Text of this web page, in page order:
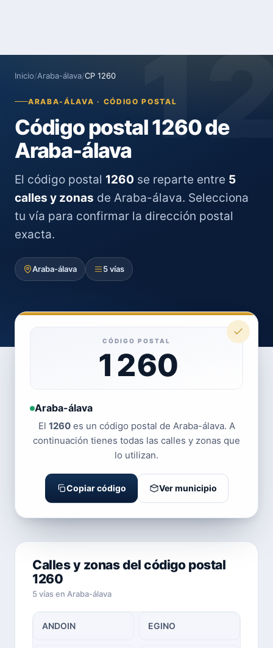
Inicio/Araba-álava/CP 1260
ARABA-ÁLAVA · CÓDIGO POSTAL
Código postal 1260 de
Araba-álava
El código postal 1260 se reparte entre 5
calles y zonas de Araba-álava. Selecciona
tu vía para confirmar la dirección postal
exacta.
Araba-álava 5 vías
CÓDIGO POSTAL
1260
Araba-álava
El 1260es un código postal de Araba-álava. A
continuación tienes todas las calles y zonas que
lo utilizan.
Copiar código Ver municipio
Calles y zonas del código postal
1260
5 vías en Araba-álava
ANDOIN EGINO